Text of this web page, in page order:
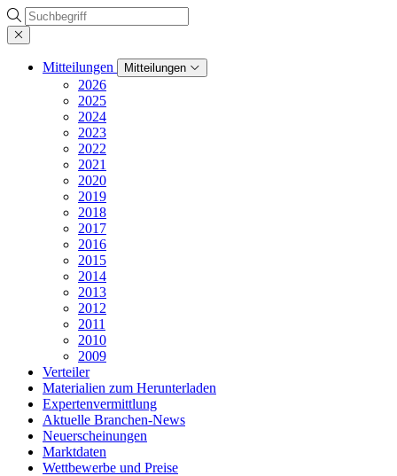
Suche
Mitteilungen Mitteilungen
2026
2025
2024
2023
2022
2021
2020
2019
2018
2017
2016
2015
2014
2013
2012
2011
2010
2009
Verteiler
Materialien zum Herunterladen
Expertenvermittlung
Aktuelle Branchen-News
Neuerscheinungen
Marktdaten
Wettbewerbe und Preise